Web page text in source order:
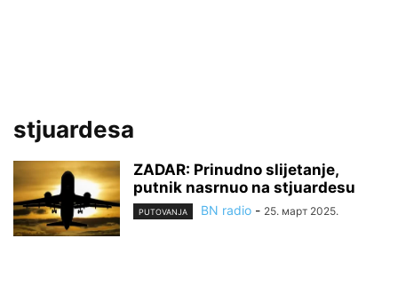
stjuardesa
ZADAR: Prinudno slijetanje,
putnik nasrnuo na stjuardesu
PUTOVANJA BN radio - 25. март 2025.